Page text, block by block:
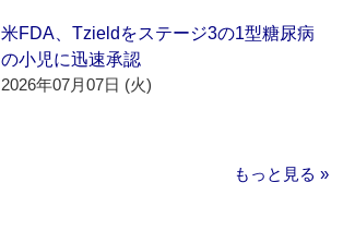
米FDA、Tzieldをステージ3の1型糖尿病
の小児に迅速承認
2026年07月07日 (火)
もっと見る »